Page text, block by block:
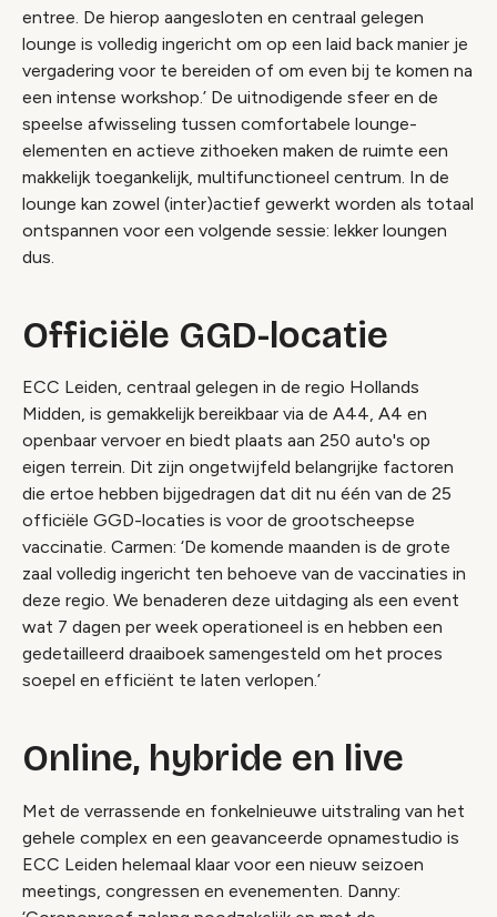
entree. De hierop aangesloten en centraal gelegen
lounge is volledig ingericht om op een laid back manier je
vergadering voor te bereiden of om even bij te komen na
een intense workshop.’ De uitnodigende sfeer en de
speelse afwisseling tussen comfortabele lounge-
elementen en actieve zithoeken maken de ruimte een
makkelijk toegankelijk, multifunctioneel centrum. In de
lounge kan zowel (inter)actief gewerkt worden als totaal
ontspannen voor een volgende sessie: lekker loungen
dus.
Officiële GGD-locatie
ECC Leiden, centraal gelegen in de regio Hollands
Midden, is gemakkelijk bereikbaar via de A44, A4 en
openbaar vervoer en biedt plaats aan 250 auto's op
eigen terrein. Dit zijn ongetwijfeld belangrijke factoren
die ertoe hebben bijgedragen dat dit nu één van de 25
officiële GGD-locaties is voor de grootscheepse
vaccinatie. Carmen: ‘De komende maanden is de grote
zaal volledig ingericht ten behoeve van de vaccinaties in
deze regio. We benaderen deze uitdaging als een event
wat 7 dagen per week operationeel is en hebben een
gedetailleerd draaiboek samengesteld om het proces
soepel en efficiënt te laten verlopen.’
Online, hybride en live
Met de verrassende en fonkelnieuwe uitstraling van het
gehele complex en een geavanceerde opnamestudio is
ECC Leiden helemaal klaar voor een nieuw seizoen
meetings, congressen en evenementen. Danny: